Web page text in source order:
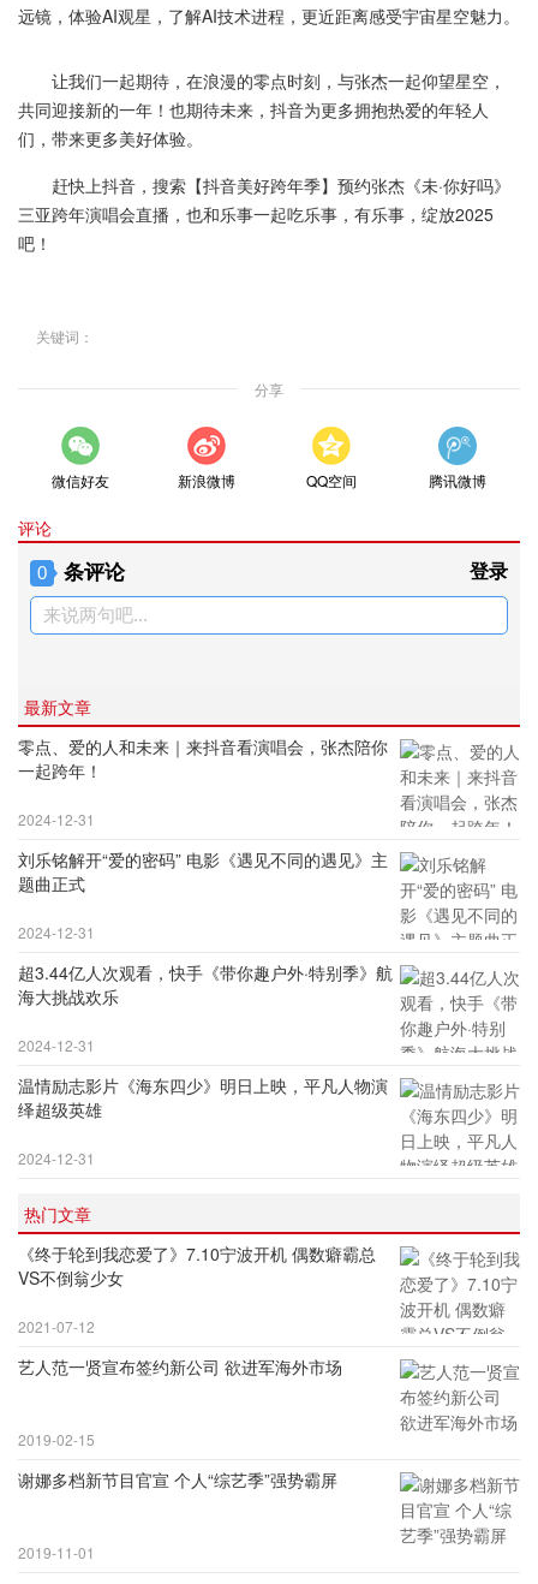
远镜，体验AI观星，了解AI技术进程，更近距离感受宇宙星空魅力。
让我们一起期待，在浪漫的零点时刻，与张杰一起仰望星空，
共同迎接新的一年！也期待未来，抖音为更多拥抱热爱的年轻人
们，带来更多美好体验。
赶快上抖音，搜索【抖音美好跨年季】预约张杰《未·你好吗》
三亚跨年演唱会直播，也和乐事一起吃乐事，有乐事，绽放2025
吧！
关键词：
分享
微信好友 新浪微博 QQ空间 腾讯微博
评论
0 条评论 登录
来说两句吧...
最新文章
零点、爱的人和未来｜来抖音看演唱会，张杰陪你
一起跨年！
2024-12-31
刘乐铭解开“爱的密码” 电影《遇见不同的遇见》主
题曲正式
2024-12-31
超3.44亿人次观看，快手《带你趣户外·特别季》航
海大挑战欢乐
2024-12-31
温情励志影片《海东四少》明日上映，平凡人物演
绎超级英雄
2024-12-31
热门文章
《终于轮到我恋爱了》7.10宁波开机 偶数癖霸总
VS不倒翁少女
2021-07-12
艺人范一贤宣布签约新公司 欲进军海外市场
2019-02-15
谢娜多档新节目官宣 个人“综艺季”强势霸屏
2019-11-01